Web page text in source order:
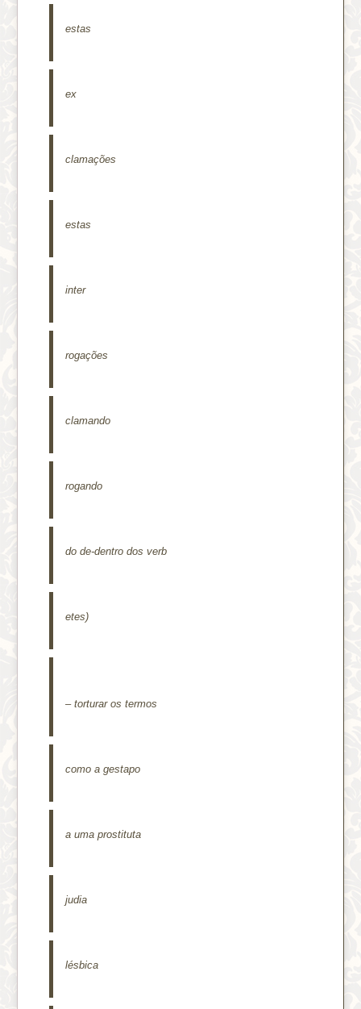
estas
ex
clamações
estas
inter
rogações
clamando
rogando
do de-dentro dos verb
etes)
– torturar os termos
como a gestapo
a uma prostituta
judia
lésbica